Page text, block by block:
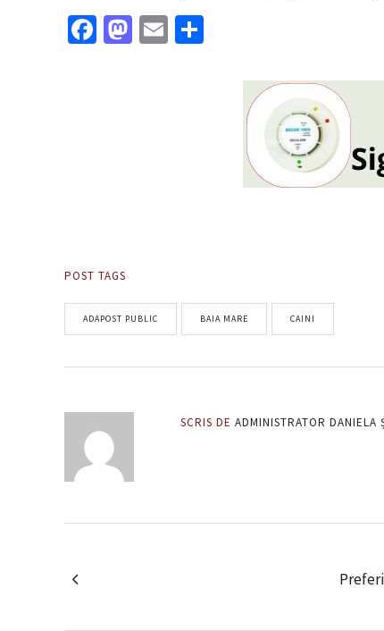
Facebook
Mastodon
Email
POST TAGS
ADAPOST PUBLIC BAIA MARE CAINI
SCRIS DE ADMINISTRATOR DANIELA